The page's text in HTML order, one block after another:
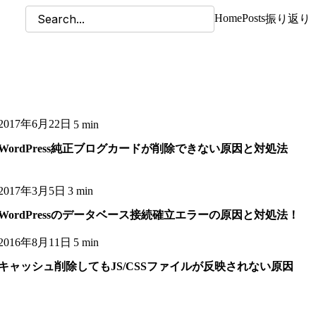
HomePosts振り返り
年6月22日 5 min
純正ブログカードが削除できない原因と対処法
年3月5日 3 min
のデータベース接続確立エラーの原因と対処法！
年8月11日 5 min
ャッシュ削除してもJS/CSSファイルが反映されない原因